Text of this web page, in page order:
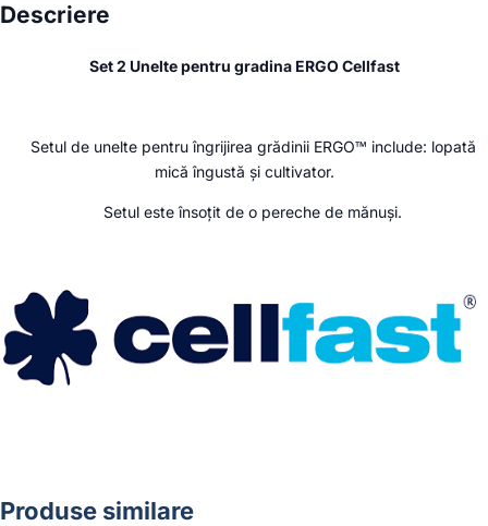
Descriere
Set 2 Unelte pentru gradina ERGO Cellfast
Setul de unelte pentru îngrijirea grădinii ERGO™ include: lopată
mică îngustă și cultivator.
Setul este însoțit de o pereche de mănuși.
Produse similare